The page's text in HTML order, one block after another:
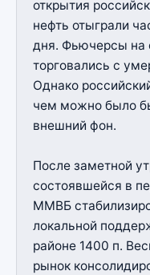
открытия
нефть отыграли
дня. Фьючерсы
торговались с
Однако
чем можно было
внешний фон.
После заметной
состоявшейся в
ММВБ
локальной
районе 1400 п.
рынок